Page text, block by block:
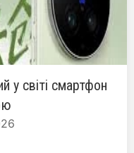
у світі смартфон